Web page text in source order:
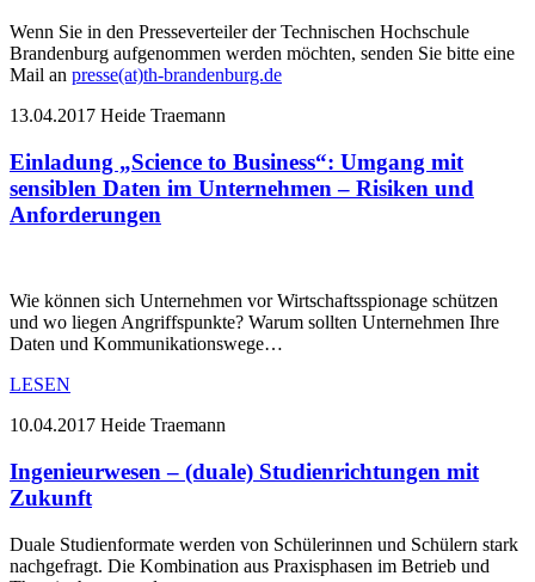
Wenn Sie in den Presseverteiler der Technischen Hochschule
Brandenburg aufgenommen werden möchten, senden Sie bitte eine
Mail an presse(at)th-brandenburg.de
13.04.2017 Heide Traemann
Einladung „Science to Business“: Umgang mit
sensiblen Daten im Unternehmen – Risiken und
Anforderungen
Wie können sich Unternehmen vor Wirtschaftsspionage schützen
und wo liegen Angriffspunkte? Warum sollten Unternehmen Ihre
Daten und Kommunikationswege…
LESEN
10.04.2017 Heide Traemann
Ingenieurwesen – (duale) Studienrichtungen mit
Zukunft
Duale Studienformate werden von Schülerinnen und Schülern stark
nachgefragt. Die Kombination aus Praxisphasen im Betrieb und